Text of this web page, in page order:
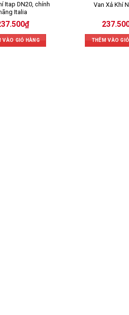
Itap DN20, chính
hãng Italia
₫
VÀO GIỎ HÀNG
Van Xả Khí
THÊM VÀO